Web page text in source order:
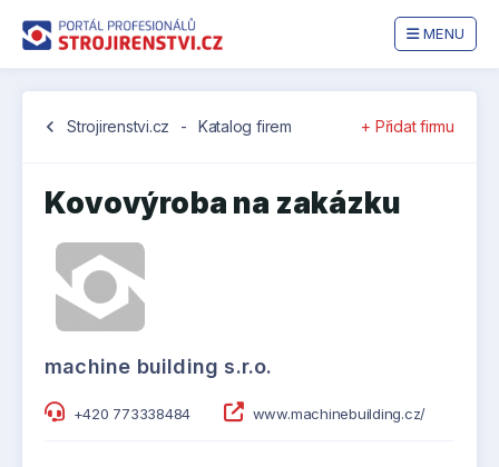
MENU
chevron_left Strojirenstvi.cz - Katalog firem + Přidat firmu
Kovovýroba na zakázku
machine building s.r.o.
+420 773338484 www.machinebuilding.cz/